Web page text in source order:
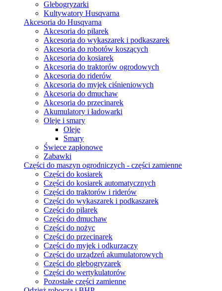
Glebogryzarki
Kultywatory Husqvarna
Akcesoria do Husqvarna
Akcesoria do pilarek
Akcesoria do wykaszarek i podkaszarek
Akcesoria do robotów koszących
Akcesoria do kosiarek
Akcesoria do traktorów ogrodowych
Akcesoria do riderów
Akcesoria do myjek ciśnieniowych
Akcesoria do dmuchaw
Akcesoria do przecinarek
Akumulatory i ładowarki
Oleje i smary
Oleje
Smary
Świece zapłonowe
Zabawki
Części do maszyn ogrodniczych - części zamienne
Części do kosiarek
Części do kosiarek automatycznych
Części do traktorów i riderów
Części do wykaszarek i podkaszarek
Części do pilarek
Części do dmuchaw
Części do nożyc
Części do przecinarek
Części do myjek i odkurzaczy
Części do urządzeń akumulatorowych
Części do glebogryzarek
Części do wertykulatorów
Pozostałe części zamienne